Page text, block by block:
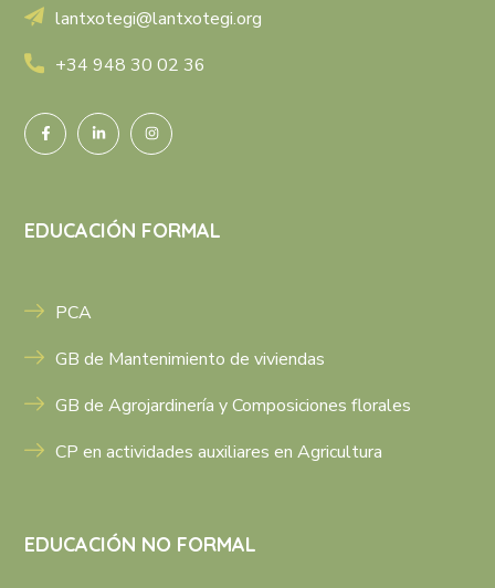
lantxotegi@lantxotegi.org
+34 948 30 02 36
EDUCACIÓN FORMAL
PCA
GB de Mantenimiento de viviendas
GB de Agrojardinería y Composiciones florales
CP en actividades auxiliares en Agricultura
EDUCACIÓN NO FORMAL